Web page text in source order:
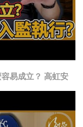
易成立？ 高虹安